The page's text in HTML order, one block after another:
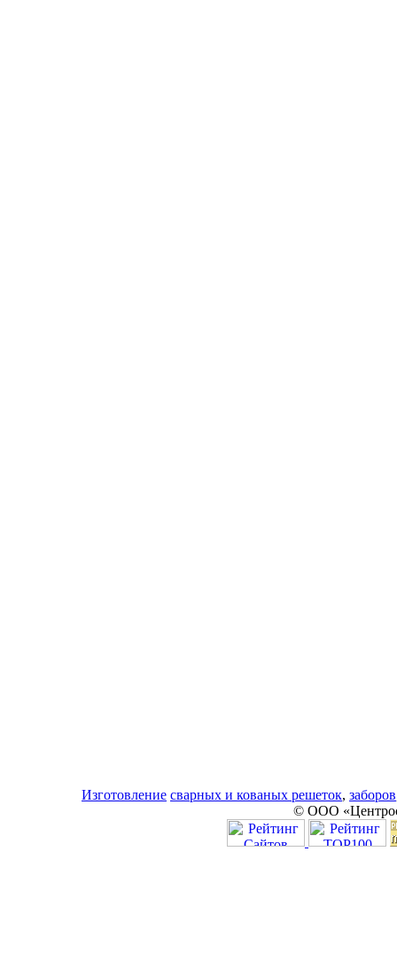
Изготовление сварных и кованых решеток, заборов
© ООО